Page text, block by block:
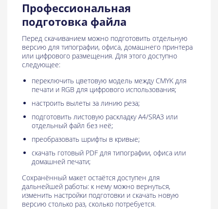
Профессиональная
подготовка файла
Перед скачиванием можно подготовить отдельную
версию для типографии, офиса, домашнего принтера
или цифрового размещения. Для этого доступно
следующее:
переключить цветовую модель между CMYK для
печати и RGB для цифрового использования;
настроить вылеты за линию реза;
подготовить листовую раскладку A4/SRA3 или
отдельный файл без неё;
преобразовать шрифты в кривые;
скачать готовый PDF для типографии, офиса или
домашней печати;
Сохранённый макет остаётся доступен для
дальнейшей работы: к нему можно вернуться,
изменить настройки подготовки и скачать новую
версию столько раз, сколько потребуется.